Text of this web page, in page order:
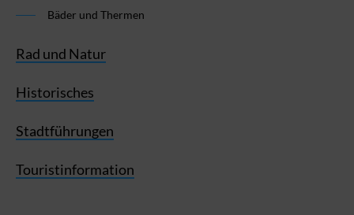
Bäder und Thermen
Rad und Natur
Historisches
Stadtführungen
Touristinformation